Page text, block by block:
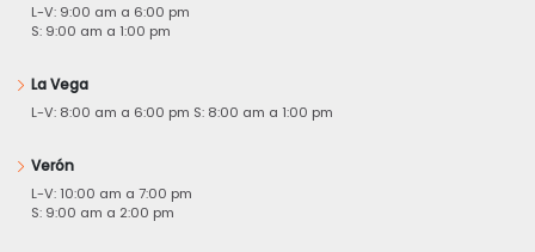
L-V: 9:00 am a 6:00 pm
S: 9:00 am a 1:00 pm
La Vega
L-V: 8:00 am a 6:00 pm S: 8:00 am a 1:00 pm
Verón
L-V: 10:00 am a 7:00 pm
S: 9:00 am a 2:00 pm